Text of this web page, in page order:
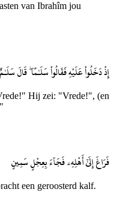
van Ibrahîm jou
إِذْ دَخَلُوا۟ عَلَيْهِ فَقَالُوا۟ سَلَـٰمًا ۖ قَالَ
Hij zei: "Vrede!", (en
فَرَاغَ إِلَىٰٓ أَهْلِهِۦ فَجَآءَ بِعِجْلٍ سَمِينٍ
een geroosterd kalf.